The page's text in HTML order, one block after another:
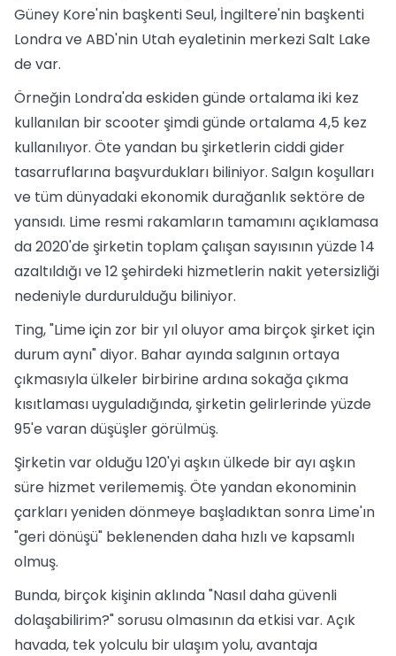
Güney Kore'nin başkenti Seul, İngiltere'nin başkenti
Londra ve ABD'nin Utah eyaletinin merkezi Salt Lake
de var.
Örneğin Londra'da eskiden günde ortalama iki kez
kullanılan bir scooter şimdi günde ortalama 4,5 kez
kullanılıyor. Öte yandan bu şirketlerin ciddi gider
tasarruflarına başvurdukları biliniyor. Salgın koşulları
ve tüm dünyadaki ekonomik durağanlık sektöre de
yansıdı. Lime resmi rakamların tamamını açıklamasa
da 2020'de şirketin toplam çalışan sayısının yüzde 14
azaltıldığı ve 12 şehirdeki hizmetlerin nakit yetersizliği
nedeniyle durdurulduğu biliniyor.
Ting, "Lime için zor bir yıl oluyor ama birçok şirket için
durum aynı" diyor. Bahar ayında salgının ortaya
çıkmasıyla ülkeler birbirine ardına sokağa çıkma
kısıtlaması uyguladığında, şirketin gelirlerinde yüzde
95'e varan düşüşler görülmüş.
Şirketin var olduğu 120'yi aşkın ülkede bir ayı aşkın
süre hizmet verilememiş. Öte yandan ekonominin
çarkları yeniden dönmeye başladıktan sonra Lime'ın
"geri dönüşü" beklenenden daha hızlı ve kapsamlı
olmuş.
Bunda, birçok kişinin aklında "Nasıl daha güvenli
dolaşabilirim?" sorusu olmasının da etkisi var. Açık
havada, tek yolculu bir ulaşım yolu, avantaja